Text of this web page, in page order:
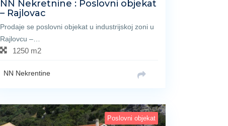
NN Nekretnine : Poslovni objekat
– Rajlovac
Prodaje se poslovni objekat u industrijskoj zoni u
Rajlovcu –…
1250 m2
NN Nekrentine
Poslovni objekat